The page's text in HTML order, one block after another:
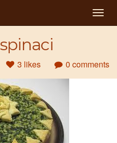
3 likes 0 comments